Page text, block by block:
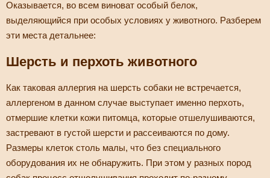
Оказывается, во всем виноват особый белок,
выделяющийся при особых условиях у животного. Разберем
эти места детальнее:
Шерсть и перхоть животного
Как таковая аллергия на шерсть собаки не встречается,
аллергеном в данном случае выступает именно перхоть,
отмершие клетки кожи питомца, которые отшелушиваются,
застревают в густой шерсти и рассеиваются по дому.
Размеры клеток столь малы, что без специального
оборудования их не обнаружить. При этом у разных пород